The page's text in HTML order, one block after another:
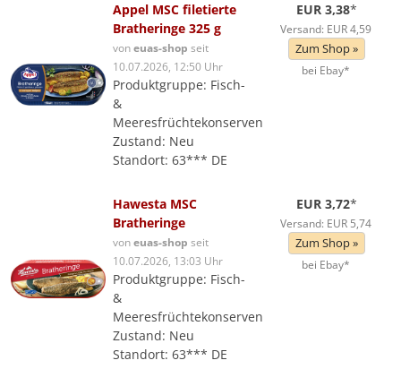
Appel MSC filetierte
Bratheringe 325 g
voneuas-shop seit
10.07.2026, 12:50 Uhr
Produktgruppe: Fisch-
&
Meeresfrüchtekonserven
Zustand: Neu
Standort: 63*** DE
EUR 3,38*
Versand: EUR 4,59
Zum Shop »
bei Ebay*
Hawesta MSC
Bratheringe
voneuas-shop seit
10.07.2026, 13:03 Uhr
Produktgruppe: Fisch-
&
Meeresfrüchtekonserven
Zustand: Neu
Standort: 63*** DE
EUR 3,72*
Versand: EUR 5,74
Zum Shop »
bei Ebay*